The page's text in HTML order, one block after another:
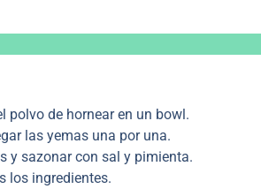
polvo de hornear en un bowl.
las yemas una por una.
y sazonar con sal y pimienta.
los ingredientes.